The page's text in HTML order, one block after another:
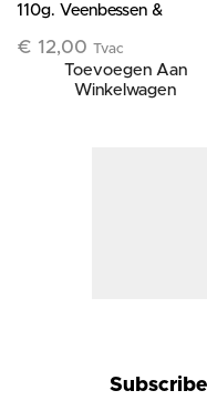
110g. Veenbessen &
€ 12,00 Tvac
Toevoegen Aan
Winkelwagen